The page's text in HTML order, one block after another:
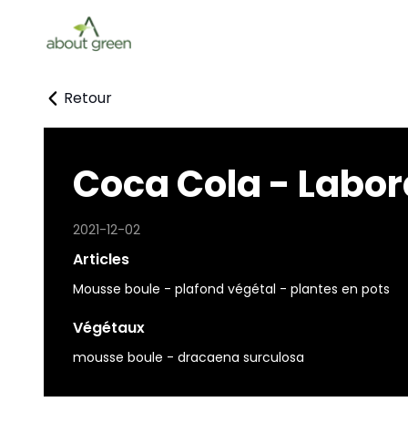
Retour
Coca Cola -
2021-12-02
Articles
Mousse boule - plafond végétal - plantes en pots
Végétaux
mousse boule - dracaena surculosa